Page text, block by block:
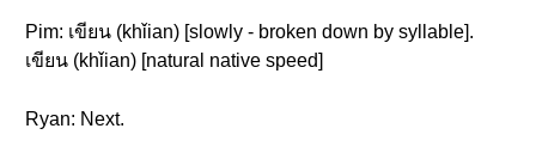
Pim: เขียน (khǐian) [slowly - broken down by syllable].
เขียน (khǐian) [natural native speed]
Ryan: Next.